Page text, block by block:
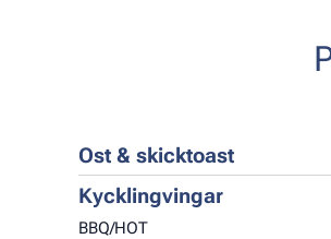
Ost & skicktoast
Kycklingvingar
BBQ/HOT